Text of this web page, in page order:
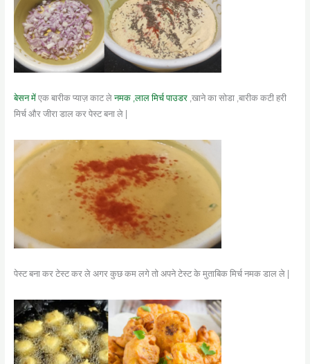
बेसन मेंएक बारीक प्याज़ काट लेनमक ,लाल मिर्च पाउडर,खाने का सोडा ,बारीक कटी हरी
मिर्च और जीरा डाल कर पेस्ट बना ले |
पेस्ट बना कर टेस्ट कर ले अगर कुछ कम लगे तो अपने टेस्ट के मुताबिक मिर्च नमक डाल ले |